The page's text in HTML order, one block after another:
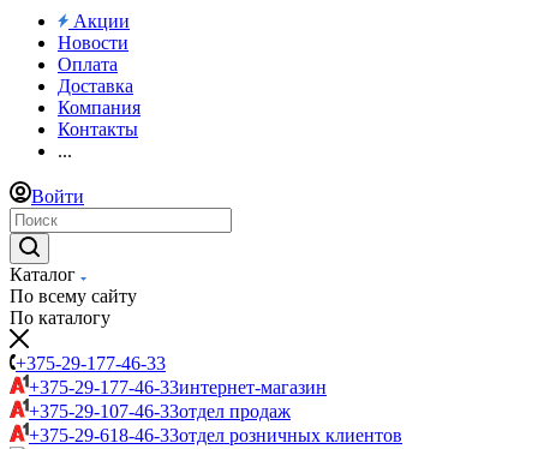
Акции
Новости
Оплата
Доставка
Компания
Контакты
...
Войти
Каталог
По всему сайту
По каталогу
+375-29-177-46-33
+375-29-177-46-33интернет-магазин
+375-29-107-46-33отдел продаж
+375-29-618-46-33отдел розничных клиентов